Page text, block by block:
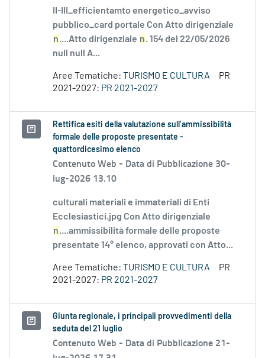
II-III_efficientamto energetico_avviso
pubblico_card portale Con Atto dirigenziale
n....Atto dirigenziale n. 154 del 22/05/2026
null null A...
Aree Tematiche: TURISMO E CULTURA
PR
2021-2027: PR 2021-2027
Rettifica esiti della valutazione sull’ammissibilità
formale delle proposte presentate -
quattordicesimo elenco
Contenuto Web - Data di Pubblicazione 30-
lug-2026 13.10
culturali materiali e immateriali di Enti
Ecclesiastici.jpg Con Atto dirigenziale
n....ammissibilità formale delle proposte
presentate 14° elenco, approvati con Atto...
Aree Tematiche: TURISMO E CULTURA
PR
2021-2027: PR 2021-2027
Giunta regionale, i principali provvedimenti della
seduta del 21 luglio
Contenuto Web - Data di Pubblicazione 21-